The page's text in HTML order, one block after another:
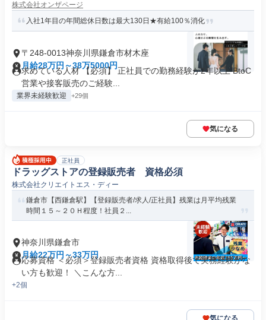
株式会社オンザページ
入社1年目の年間総休日数は最大130日★有給100％消化
〒248-0013神奈川県鎌倉市材木座
月給28万円～38万5000円
求めている人材 【必須】 正社員での勤務経験が2年以上 BtoC
営業や接客販売のご経験...
業界未経験歓迎 +29個
気になる
正社員
ドラッグストアの登録販売者 資格必須
株式会社クリエイトエス・ディー
鎌倉市【西鎌倉駅】【登録販売者/求人/正社員】残業は月平均残業
時間１５～２０Ｈ程度！社員２...
神奈川県鎌倉市
月給22万円～33万円
応募資格 ＜必須＞登録販売者資格 資格取得後で実務経験がな
い方も歓迎！ ＼こんな方...
+2個
気になる